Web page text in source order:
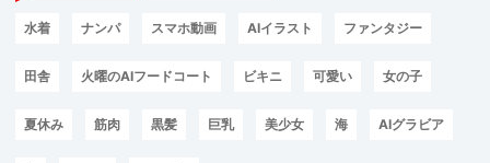
水着 ナンパ スマホ動画 AIイラスト ファンタジー
田舎 火曜のAIフードコート ビキニ 可愛い 女の子
夏休み 筋肉 黒髪 巨乳 美少女 海 AIグラビア